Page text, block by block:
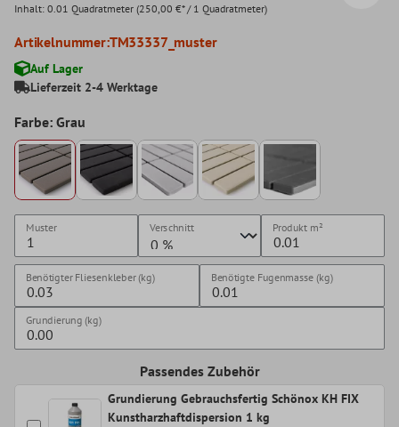
Inhalt: 0.01 Quadratmeter (250,00 €* / 1 Quadratmeter)
Artikelnummer:TM33337_muster
Auf Lager
Lieferzeit 2-4 Werktage
Farbe: Grau
Muster Verschnitt Produkt m²
Benötigter Fliesenkleber (kg) Benötigte Fugenmasse (kg)
Grundierung (kg)
Passendes Zubehör
Grundierung Gebrauchsfertig Schönox KH FIX
Kunstharzhaftdispersion 1 kg